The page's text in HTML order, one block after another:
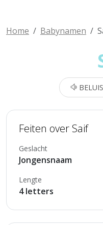
Home Babynamen
Feiten over Saif
Geslacht
Jongensnaam
Lengte
4 letters